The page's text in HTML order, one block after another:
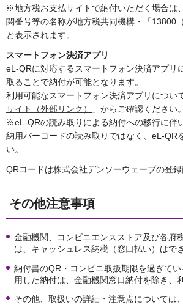
※地方税お支払サイトで納付いただく場合は
関番号等の名称が地方税共同機構・「13800
と表示されます。
スマートフォン決済アプリ
eL-QRに対応するスマートフォン決済アプリ
取ることで納付が可能となります。
利用可能なスマートフォン決済アプリについ
サイト（外部リンク）
」からご確認ください。
※eL-QRの読み取りによる納付への移行に伴
納用バーコードの読み取りではなく、eL-QR
い。
QRコードは株式会社デンソーウェーブの登録
その他注意事項
金融機関、コンビニエンスストア及び各府
は、キャッシュレス納税（窓口払い）はで
納付書のQR・コンビニ取扱期限を過ぎて
用した納付は、金融機関窓口納付を除き、
その他、取扱いの詳細・注意点については